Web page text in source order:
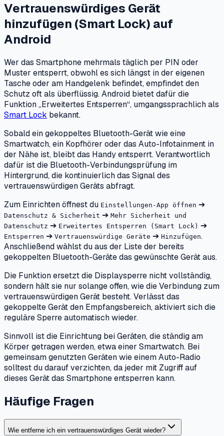
Vertrauenswürdiges Gerät
hinzufügen (Smart Lock) auf
Android
Wer das Smartphone mehrmals täglich per PIN oder
Muster entsperrt, obwohl es sich längst in der eigenen
Tasche oder am Handgelenk befindet, empfindet den
Schutz oft als überflüssig. Android bietet dafür die
Funktion „Erweitertes Entsperren“, umgangssprachlich als
Smart Lock bekannt.
Sobald ein gekoppeltes Bluetooth-Gerät wie eine
Smartwatch, ein Kopfhörer oder das Auto-Infotainment in
der Nähe ist, bleibt das Handy entsperrt. Verantwortlich
dafür ist die Bluetooth-Verbindungsprüfung im
Hintergrund, die kontinuierlich das Signal des
vertrauenswürdigen Geräts abfragt.
Zum Einrichten öffnest du Einstellungen-App öffnen ➔
Datenschutz & Sicherheit ➔ Mehr Sicherheit und
Datenschutz ➔ Erweitertes Entsperren (Smart Lock) ➔
Entsperren ➔ Vertrauenswürdige Geräte ➔ Hinzufügen.
Anschließend wählst du aus der Liste der bereits
gekoppelten Bluetooth-Geräte das gewünschte Gerät aus.
Die Funktion ersetzt die Displaysperre nicht vollständig,
sondern hält sie nur solange offen, wie die Verbindung zum
vertrauenswürdigen Gerät besteht. Verlässt das
gekoppelte Gerät den Empfangsbereich, aktiviert sich die
reguläre Sperre automatisch wieder.
Sinnvoll ist die Einrichtung bei Geräten, die ständig am
Körper getragen werden, etwa einer Smartwatch. Bei
gemeinsam genutzten Geräten wie einem Auto-Radio
solltest du darauf verzichten, da jeder mit Zugriff auf
dieses Gerät das Smartphone entsperren kann.
Häufige Fragen
Wie entferne ich ein vertrauenswürdiges Gerät wieder?